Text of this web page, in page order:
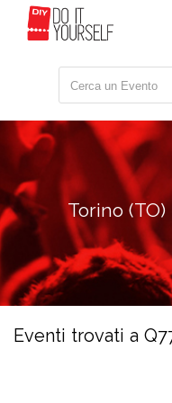
Torino
Eventi trovati a